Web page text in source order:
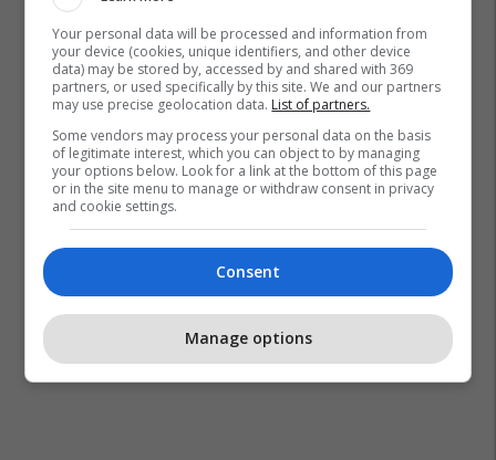
Your personal data will be processed and information from
your device (cookies, unique identifiers, and other device
data) may be stored by, accessed by and shared with 369
partners, or used specifically by this site. We and our partners
may use precise geolocation data. List of partners.
Some vendors may process your personal data on the basis
of legitimate interest, which you can object to by managing
your options below. Look for a link at the bottom of this page
or in the site menu to manage or withdraw consent in privacy
and cookie settings.
Consent
Manage options